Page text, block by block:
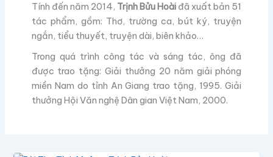
Tính đến năm 2014, Trịnh Bửu Hoài đã xuất bản 51
tác phẩm, gồm: Thơ, trường ca, bút ký, truyện
ngắn, tiểu thuyết, truyện dài, biên khảo…
Trong quá trình công tác và sáng tác, ông đã
được trao tặng: Giải thưởng 20 năm giải phóng
miền Nam do tỉnh An Giang trao tặng, 1995. Giải
thưởng Hội Văn nghệ Dân gian Việt Nam, 2000.